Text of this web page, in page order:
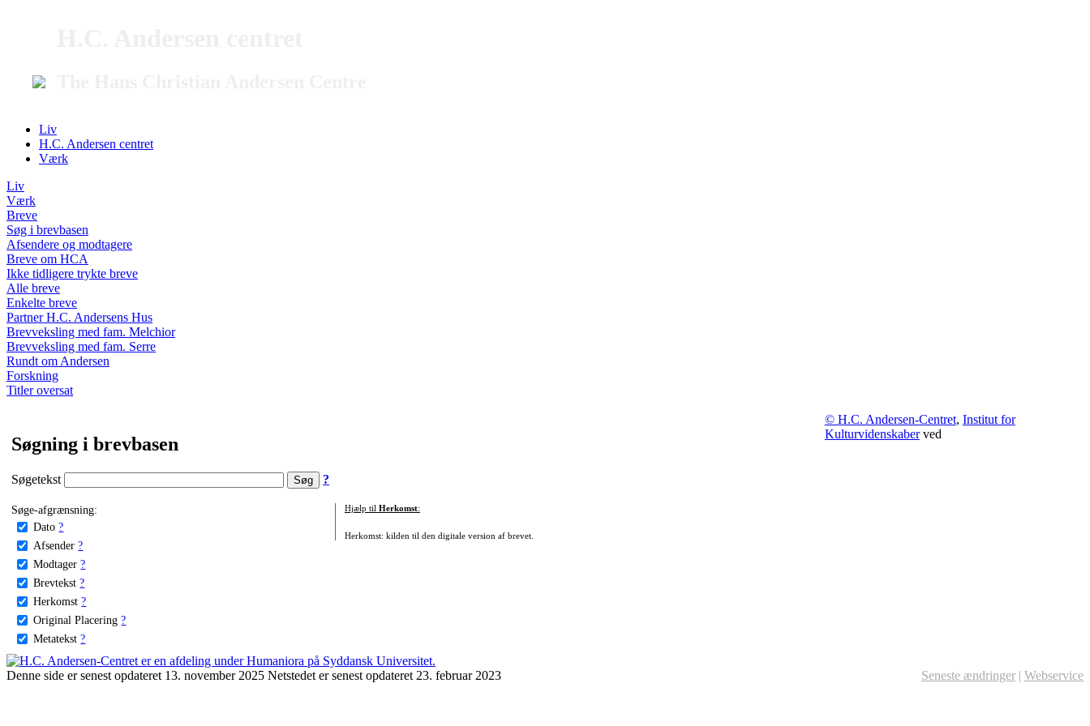
Liv
H.C. Andersen centret
Værk
Liv
Værk
Breve
Søg i brevbasen
Afsendere og modtagere
Breve om HCA
Ikke tidligere trykte breve
Alle breve
Enkelte breve
Partner H.C. Andersens Hus
Brevveksling med fam. Melchior
Brevveksling med fam. Serre
Rundt om Andersen
Forskning
Titler oversat
Søgning i brevbasen
Søgetekst ?
Søge-afgrænsning:
Dato ?
Afsender ?
Modtager ?
Brevtekst ?
Herkomst ?
Original Placering ?
Metatekst ?
Hjælp til Herkomst:
Herkomst: kilden til den digitale version af brevet.
© H.C. Andersen-Centret, Institut for
Kulturvidenskaberved
Denne side er senest opdateret 13. november 2025 Netstedet er senest opdateret 23. februar 2023 Seneste ændringer | Webservice